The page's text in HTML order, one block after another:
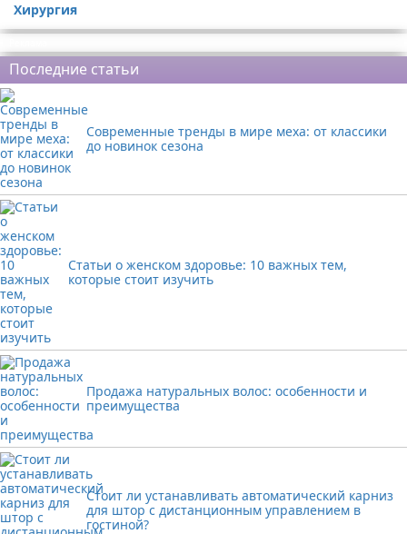
Хирургия
Последние статьи
Современные тренды в мире меха: от классики
до новинок сезона
Статьи о женском здоровье: 10 важных тем,
которые стоит изучить
Продажа натуральных волос: особенности и
преимущества
Стоит ли устанавливать автоматический карниз
для штор с дистанционным управлением в
гостиной?